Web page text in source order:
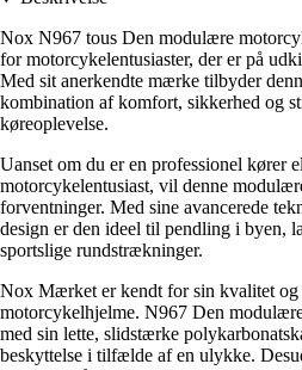
Nox N967 tous Den modulære
for motorcykelentusiaster, der er på
Med sit anerkendte mærke tilbyder
kombination af komfort, sikkerhed og
køreoplevelse.
Uanset om du er en professionel kører
motorcykelentusiast, vil denne
forventninger. Med sine avancerede
design er den ideel til pendling i byen,
sportslige rundstrækninger.
Nox Mærket er kendt for sin kvalitet
motorcykelhjelme. N967 Den
med sin lette, slidstærke
beskyttelse i tilfælde af en ulykke.